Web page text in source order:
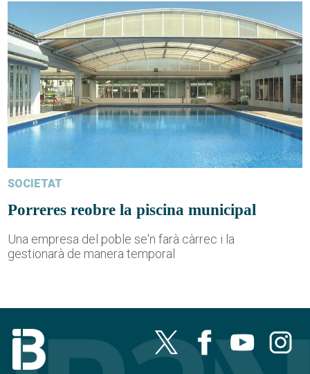
SOCIETAT
Porreres reobre la piscina municipal
Una empresa del poble se'n farà càrrec i la
gestionarà de manera temporal